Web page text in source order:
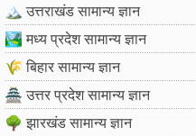
🏔️ उत्तराखंड सामान्य ज्ञान
🏞️ मध्य प्रदेश सामान्य ज्ञान
🌾 बिहार सामान्य ज्ञान
🏯 उत्तर प्रदेश सामान्य ज्ञान
🌳 झारखंड सामान्य ज्ञान